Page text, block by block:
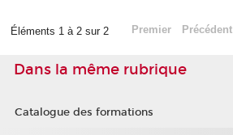
Éléments 1 à 2 sur 2 Premier Précédent
Dans la même rubrique
Catalogue des formations